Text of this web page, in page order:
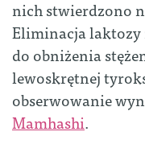
nich stwierdzono
Eliminacja laktozy
do obniżenia
lewoskrętnej
obserwowanie
Mamhashi.